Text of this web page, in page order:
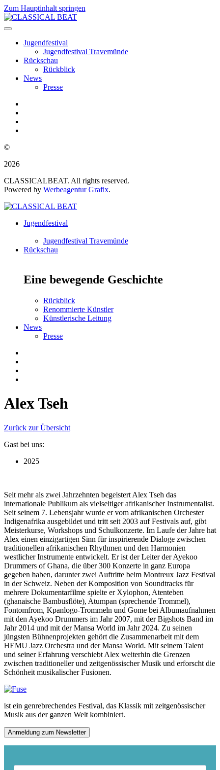
Zum Hauptinhalt springen
Jugendfestival
Jugendfestival Travemünde
Rückschau
Rückblick
News
Presse
©
2026
CLASSICALBEAT. All rights reserved.
Powered by Werbeagentur Grafix.
Jugendfestival
Jugendfestival Travemünde
Rückschau
Eine bewegende Geschichte
Rückblick
Renommierte Künstler
Künstlerische Leitung
News
Presse
Alex Tseh
Zurück zur Übersicht
Gast bei uns:
2025
Seit mehr als zwei Jahrzehnten begeistert Alex Tseh das
internationale Publikum als vielseitiger afrikanischer Instrumentalist.
Seit seinem 7. Lebensjahr wurde er vom afrikanischen Orchester
Indigenafrika ausgebildet und tritt seit 2003 auf Festivals auf, gibt
Meisterkurse, Workshops und Schulkonzerte. Im Laufe der Jahre hat
Alex einen einzigartigen Sinn für inspirierende Dialoge zwischen
traditionellen afrikanischen Rhythmen und den Harmonien
westlicher Instrumente entwickelt. Er ist der Leiter der Ayekoo
Drummers of Ghana, die über 300 Konzerte in ganz Europa
gegeben haben, darunter zwei Auftritte beim Montreux Jazz Festival
in der Schweiz. Neben der Komposition von Soundtracks für
mehrere Dokumentarfilme spielte er Xylophon, Atenteben
(ghanaische Bambusflöte), Atumpan (sprechende Trommel),
Fontomfrom, Kpanlogo-Trommeln und Gome bei Albumaufnahmen
mit den Ayekoo Drummers im Jahr 2007, mit der Bigshots Band im
Jahr 2014 und mit der Mansa World im Jahr 2024. Zu seinen
jüngsten Bühnenprojekten gehört die Zusammenarbeit mit dem
HEMU Jazz Orchestra und der Mansa World. Mit seinem Talent
und seiner Erfahrung verschiebt Alex weiterhin die Grenzen
zwischen traditioneller und zeitgenössischer Musik und erforscht die
Schönheit musikalischer Fusionen.
ist ein genrebrechendes Festival, das Klassik mit zeitgenössischer
Musik aus der ganzen Welt kombiniert.
Anmeldung zum Newsletter